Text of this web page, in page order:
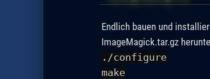
Endlich bauen und
ImageMagick.tar.gz
./configure
make